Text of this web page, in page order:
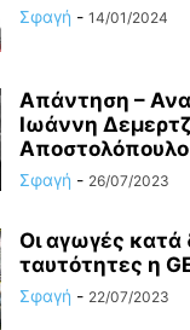
Σφαγή - 14/01/2024
Απάντηση –
Ιωάννη
Σφαγή - 26/07/2023
Οι αγωγές κατά
ταυτότητες η
Σφαγή - 22/07/2023